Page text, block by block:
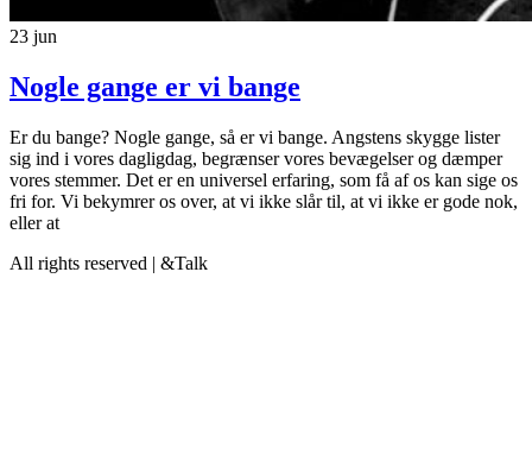
23 jun
Nogle gange er vi bange
Er du bange? Nogle gange, så er vi bange. Angstens skygge lister
sig ind i vores dagligdag, begrænser vores bevægelser og dæmper
vores stemmer. Det er en universel erfaring, som få af os kan sige os
fri for. Vi bekymrer os over, at vi ikke slår til, at vi ikke er gode nok,
eller at
All rights reserved | &Talk